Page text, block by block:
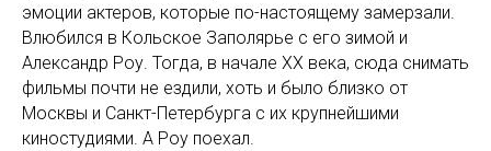
эмоции актеров, которые по-настоящему замерзали.
Влюбился в Кольское Заполярье с его зимой и
Александр Роу. Тогда, в начале ХХ века, сюда снимать
фильмы почти не ездили, хоть и было близко от
Москвы и Санкт-Петербурга с их крупнейшими
киностудиями. А Роу поехал.